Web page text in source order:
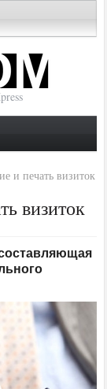
и печать визиток
визиток